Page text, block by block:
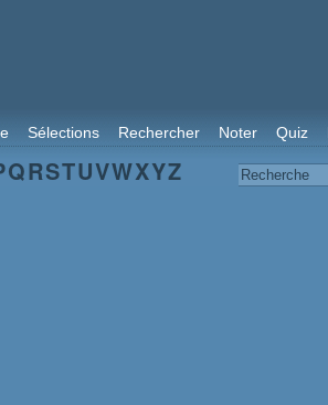
Sélections Rechercher Noter Quiz
QRSTUVWXYZ